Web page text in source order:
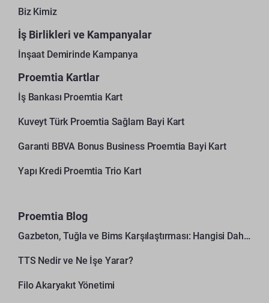
Biz Kimiz
İş Birlikleri ve Kampanyalar
İnşaat Demirinde Kampanya
Proemtia Kartlar
İş Bankası Proemtia Kart
Kuveyt Türk Proemtia Sağlam Bayi Kart
Garanti BBVA Bonus Business Proemtia Bayi Kart
Yapı Kredi Proemtia Trio Kart
Proemtia Blog
Gazbeton, Tuğla ve Bims Karşılaştırması: Hangisi Daha Avantajlı?
TTS Nedir ve Ne İşe Yarar?
Filo Akaryakıt Yönetimi